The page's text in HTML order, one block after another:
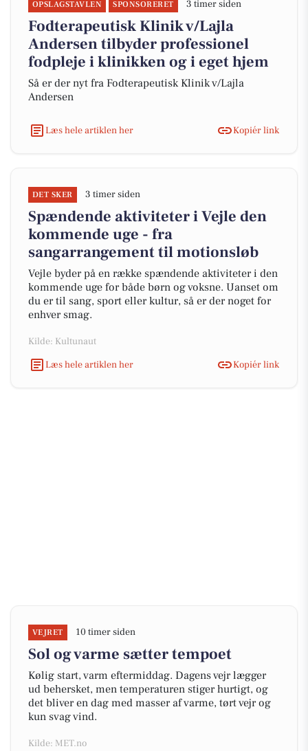
OPSLAGSTAVLEN SPONSORERET 3 timer siden
Fodterapeutisk Klinik v/Lajla
Andersen tilbyder professionel
fodpleje i klinikken og i eget hjem
Så er der nyt fra Fodterapeutisk Klinik v/Lajla
Andersen
Læs hele artiklen her Kopiér link
DET SKER 3 timer siden
Spændende aktiviteter i Vejle den
kommende uge - fra
sangarrangement til motionsløb
Vejle byder på en række spændende aktiviteter i den
kommende uge for både børn og voksne. Uanset om
du er til sang, sport eller kultur, så er der noget for
enhver smag.
Kilde: Kultunaut
Læs hele artiklen her
Kopiér link
VEJRET 10 timer siden
Sol og varme sætter tempoet
Kølig start, varm eftermiddag. Dagens vejr lægger
ud behersket, men temperaturen stiger hurtigt, og
det bliver en dag med masser af varme, tørt vejr og
kun svag vind.
Kilde: MET.no